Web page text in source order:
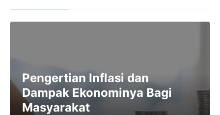
Pengertian Inflasi dan
Dampak Ekonominya Bagi
Masyarakat